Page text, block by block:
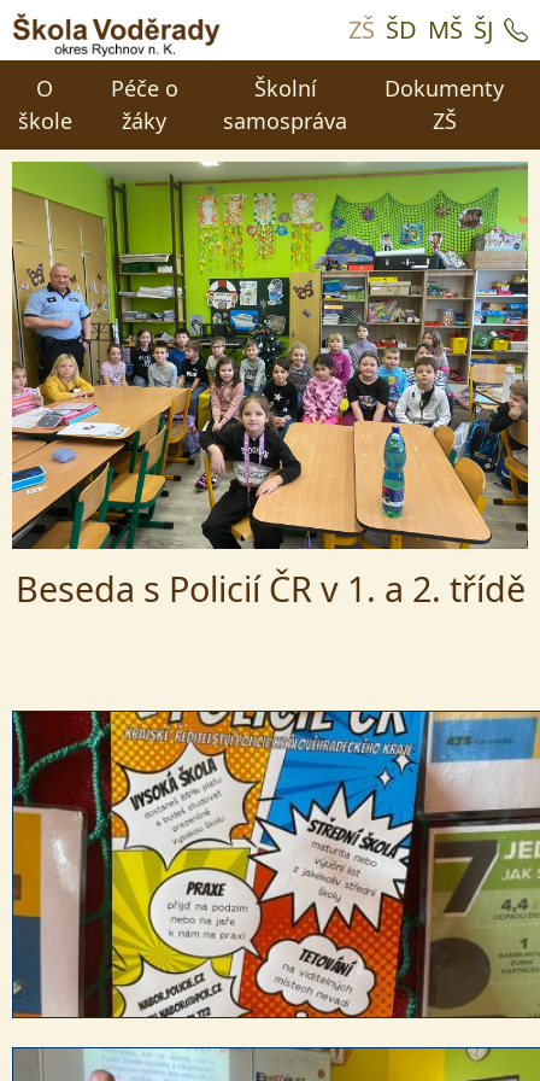
ZŠ ŠD MŠ ŠJ
O
škole
Péče o
žáky
Školní
samospráva
Dokumenty
ZŠ
Beseda s Policií ČR v 1. a 2. třídě